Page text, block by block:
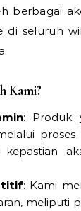
berbagai
di seluruh
Kami?
: Produk
kepastian
: Kami
meliputi